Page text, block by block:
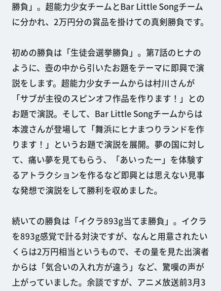
勝負」。超能力少女チームとBar Little Songチーム
に分かれ、2万円分の賞品を掛けての真剣勝負です。
初めの勝負は「生徒会選挙勝負」。第7話のヒナの
ように、壺の中から引いたお題をテーマに即興で演
説をします。超能力少女チームからは村川さんが
「サブが主役のスピンオフ作品を作ります！」との
お題で演説。そして、Bar Little Songチームからは
本渡さんが登場して「舞浜にヒナまつりランドを作
ります！」というお題で演説を展開。夢の国に対し
て、痛い夢を見てもらう、「あいったー」を体験す
るアトラクションを作るなど即興とは思えない見事
な発想で演説をして勝利を収めました。
続いての勝負は「イクラ893g当てま勝負」。イクラ
を893g感覚で計る対決ですが、なんと用意されたい
くらは2万円相当というもので、その量を見た出演者
からは「気合いの入れ方が違う」など、驚嘆の声が
上がっていました。余談ですが、アニメ放送前3月3